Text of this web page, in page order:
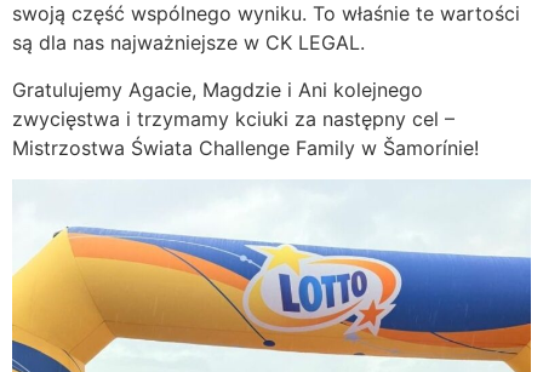
swoją część wspólnego wyniku. To właśnie te wartości
są dla nas najważniejsze w CK LEGAL.
Gratulujemy Agacie, Magdzie i Ani kolejnego
zwycięstwa i trzymamy kciuki za następny cel –
Mistrzostwa Świata Challenge Family w Šamorínie!